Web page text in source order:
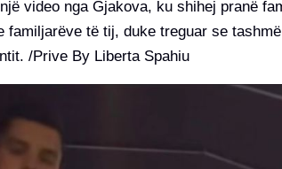
video nga Gjakova, ku shihej pranë
familjarëve të tij, duke treguar se
/Prive By Liberta Spahiu